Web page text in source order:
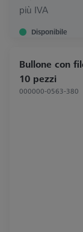
più IVA
Disponibile
Bullone con
10 pezzi
000000-0563-380